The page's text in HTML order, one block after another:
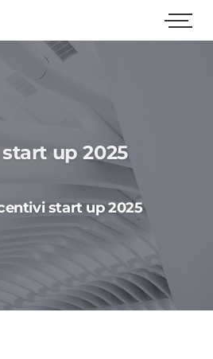
up 2025
start up 2025